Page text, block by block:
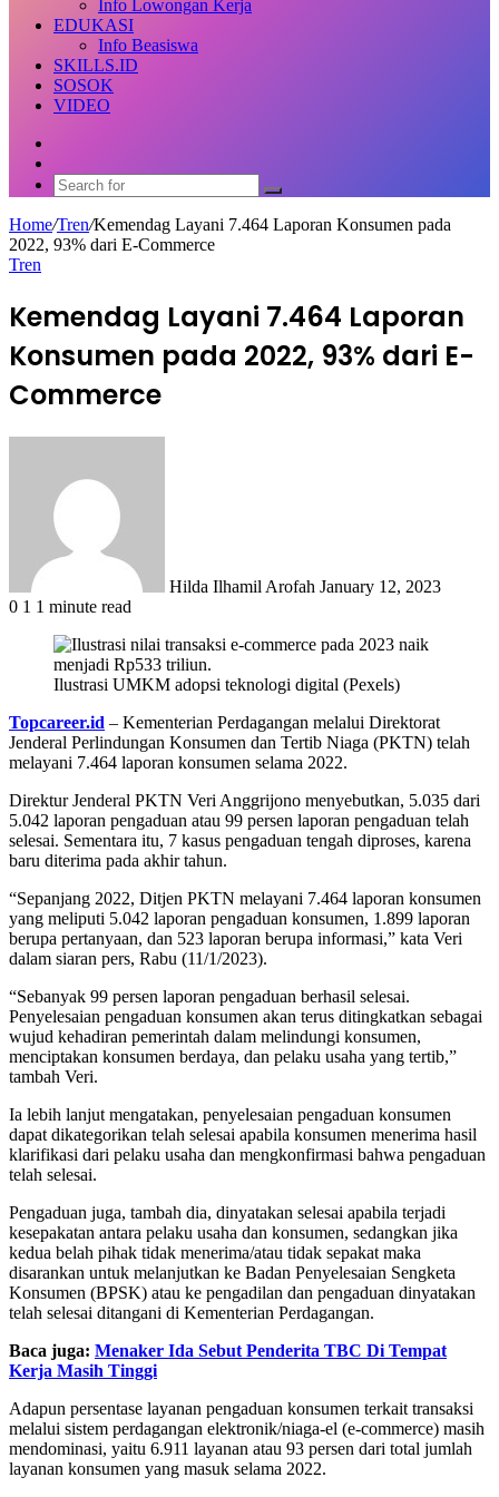
Info Lowongan Kerja
EDUKASI
Info Beasiswa
SKILLS.ID
SOSOK
VIDEO
skin
Search
for
Home/Tren/Kemendag Layani 7.464 Laporan Konsumen pada
2022, 93% dari E-Commerce
Tren
Kemendag Layani 7.464 Laporan
Konsumen pada 2022, 93% dari E-
Commerce
Hilda Ilhamil Arofah January 12, 2023
0 1 1 minute read
Ilustrasi UMKM adopsi teknologi digital (Pexels)
Topcareer.id – Kementerian Perdagangan melalui Direktorat
Jenderal Perlindungan Konsumen dan Tertib Niaga (PKTN) telah
melayani 7.464 laporan konsumen selama 2022.
Direktur Jenderal PKTN Veri Anggrijono menyebutkan, 5.035 dari
5.042 laporan pengaduan atau 99 persen laporan pengaduan telah
selesai. Sementara itu, 7 kasus pengaduan tengah diproses, karena
baru diterima pada akhir tahun.
“Sepanjang 2022, Ditjen PKTN melayani 7.464 laporan konsumen
yang meliputi 5.042 laporan pengaduan konsumen, 1.899 laporan
berupa pertanyaan, dan 523 laporan berupa informasi,” kata Veri
dalam siaran pers, Rabu (11/1/2023).
“Sebanyak 99 persen laporan pengaduan berhasil selesai.
Penyelesaian pengaduan konsumen akan terus ditingkatkan sebagai
wujud kehadiran pemerintah dalam melindungi konsumen,
menciptakan konsumen berdaya, dan pelaku usaha yang tertib,”
tambah Veri.
Ia lebih lanjut mengatakan, penyelesaian pengaduan konsumen
dapat dikategorikan telah selesai apabila konsumen menerima hasil
klarifikasi dari pelaku usaha dan mengkonfirmasi bahwa pengaduan
telah selesai.
Pengaduan juga, tambah dia, dinyatakan selesai apabila terjadi
kesepakatan antara pelaku usaha dan konsumen, sedangkan jika
kedua belah pihak tidak menerima/atau tidak sepakat maka
disarankan untuk melanjutkan ke Badan Penyelesaian Sengketa
Konsumen (BPSK) atau ke pengadilan dan pengaduan dinyatakan
telah selesai ditangani di Kementerian Perdagangan.
Baca juga: Menaker Ida Sebut Penderita TBC Di Tempat
Kerja Masih Tinggi
Adapun persentase layanan pengaduan konsumen terkait transaksi
melalui sistem perdagangan elektronik/niaga-el (e-commerce) masih
mendominasi, yaitu 6.911 layanan atau 93 persen dari total jumlah
layanan konsumen yang masuk selama 2022.